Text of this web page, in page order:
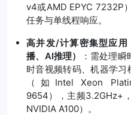
v4或AMD EPYC 7232P
任务与单线程响应。
高并发/计算密集型应用
播、AI推理）
：需处理
时音视频转码、机器学习
（如Intel Xeon
9654），主频3.2GHz+
NVIDIA A100）。